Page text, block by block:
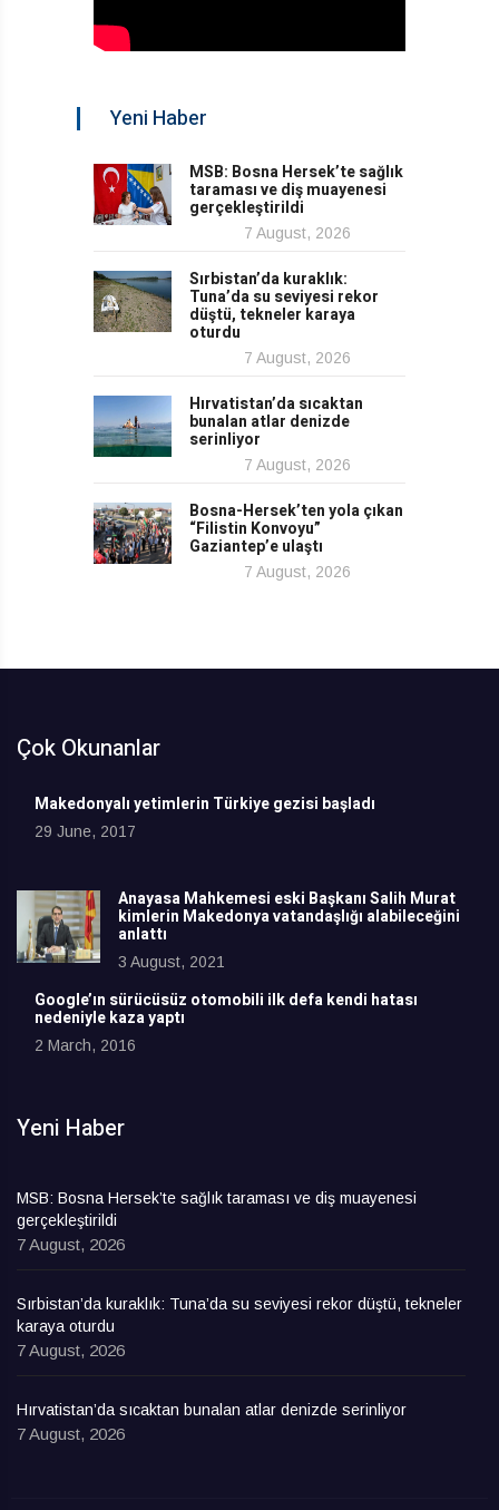
Yeni Haber
MSB: Bosna Hersek’te sağlık
taraması ve diş muayenesi
gerçekleştirildi
7 August, 2026
Sırbistan’da kuraklık:
Tuna’da su seviyesi rekor
düştü, tekneler karaya
oturdu
7 August, 2026
Hırvatistan’da sıcaktan
bunalan atlar denizde
serinliyor
7 August, 2026
Bosna-Hersek’ten yola çıkan
“Filistin Konvoyu”
Gaziantep’e ulaştı
7 August, 2026
Çok Okunanlar
Makedonyalı yetimlerin Türkiye gezisi başladı
29 June, 2017
Anayasa Mahkemesi eski Başkanı Salih Murat
kimlerin Makedonya vatandaşlığı alabileceğini
anlattı
3 August, 2021
Google’ın sürücüsüz otomobili ilk defa kendi hatası
nedeniyle kaza yaptı
2 March, 2016
Yeni Haber
MSB: Bosna Hersek’te sağlık taraması ve diş muayenesi
gerçekleştirildi
7 August, 2026
Sırbistan’da kuraklık: Tuna’da su seviyesi rekor düştü, tekneler
karaya oturdu
7 August, 2026
Hırvatistan’da sıcaktan bunalan atlar denizde serinliyor
7 August, 2026